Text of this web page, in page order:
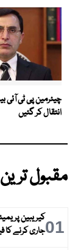
چیئرمین پی ٹی آئی
انتقال کر گئیں
مقبول
01جاری کرنے کا